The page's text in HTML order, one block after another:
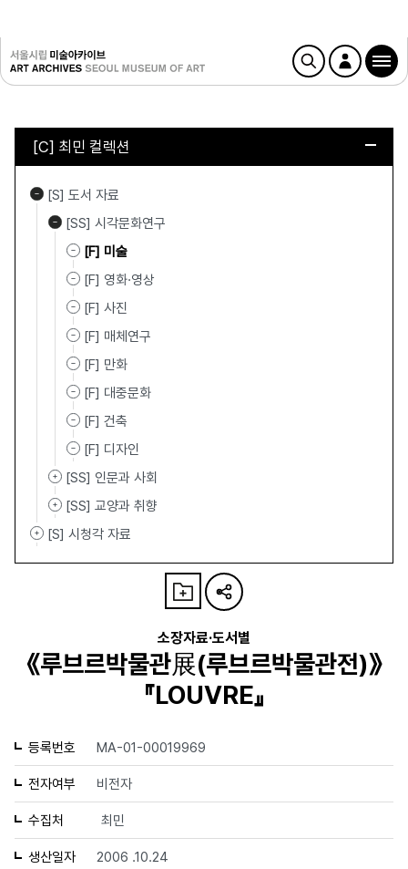
[C] 최민 컬렉션
[S] 도서 자료
[SS] 시각문화연구
[F] 미술
[F] 영화·영상
[F] 사진
[F] 매체연구
[F] 만화
[F] 대중문화
[F] 건축
[F] 디자인
[SS] 인문과 사회
[SS] 교양과 취향
[S] 시청각 자료
소장자료·도서별
《루브르박물관展(루브르박물관전)》
『LOUVRE』
등록번호 MA-01-00019969
전자여부 비전자
수집처 최민
생산일자 2006 .10.24